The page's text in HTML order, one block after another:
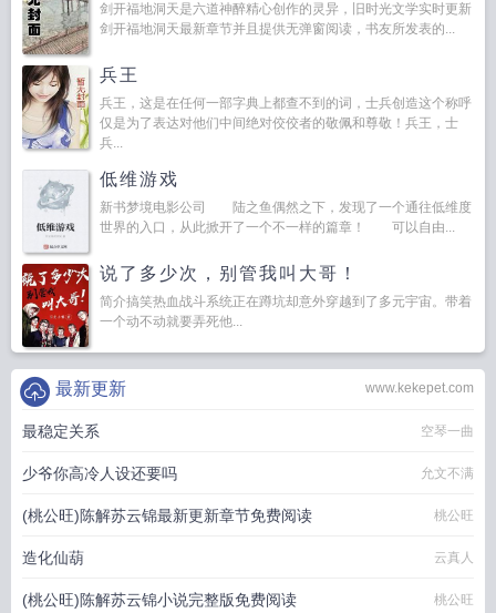
剑开福地洞天是六道神醉精心创作的灵异，旧时光文学实时更新
剑开福地洞天最新章节并且提供无弹窗阅读，书友所发表的...
兵王
兵王，这是在任何一部字典上都查不到的词，士兵创造这个称呼
仅是为了表达对他们中间绝对佼佼者的敬佩和尊敬！兵王，士
兵...
低维游戏
新书梦境电影公司 陆之鱼偶然之下，发现了一个通往低维度
世界的入口，从此掀开了一个不一样的篇章！ 可以自由...
说了多少次，别管我叫大哥！
简介搞笑热血战斗系统正在蹲坑却意外穿越到了多元宇宙。带着
一个动不动就要弄死他...
www.kekepet.com
最新更新
最稳定关系 空琴一曲
少爷你高冷人设还要吗 允文不满
(桃公旺)陈解苏云锦最新更新章节免费阅读 桃公旺
造化仙葫 云真人
(桃公旺)陈解苏云锦小说完整版免费阅读 桃公旺